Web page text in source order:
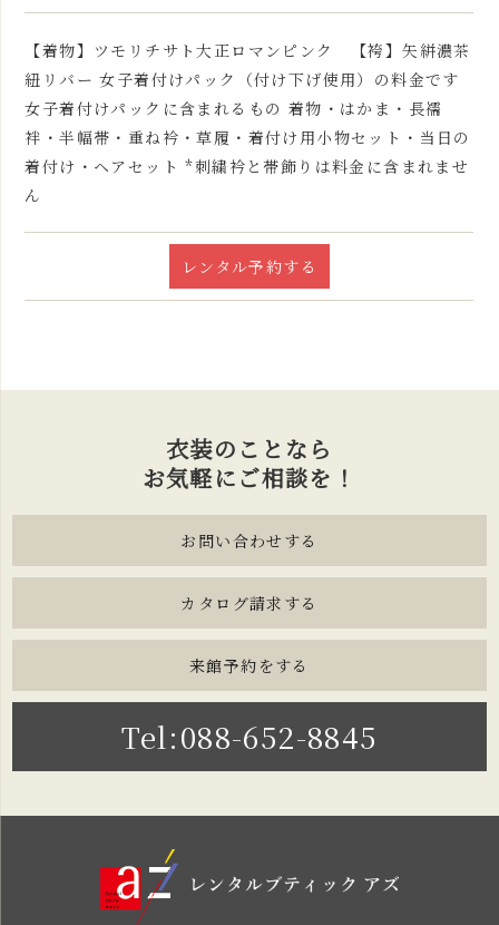
【着物】ツモリチサト大正ロマンピンク 【袴】矢絣濃茶
紐リバー 女子着付けパック（付け下げ使用）の料金です
女子着付けパックに含まれるもの 着物・はかま・長襦
袢・半幅帯・重ね衿・草履・着付け用小物セット・当日の
着付け・ヘアセット *刺繍衿と帯飾りは料金に含まれませ
ん
レンタル予約する
衣装のことなら
お気軽にご相談を！
お問い合わせする
カタログ請求する
来館予約をする
Tel:088-652-8845